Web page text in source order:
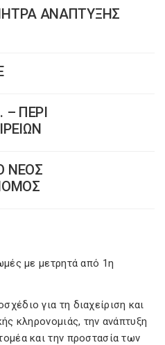
ΑΝΑΠΤΥΞΗΣ
– ΠΕΡΙ
ΝΕΟΣ
με μετρητά από 1η
για τη διαχείριση και
κληρονομιάς, την ανάπτυξη
και την προστασία των